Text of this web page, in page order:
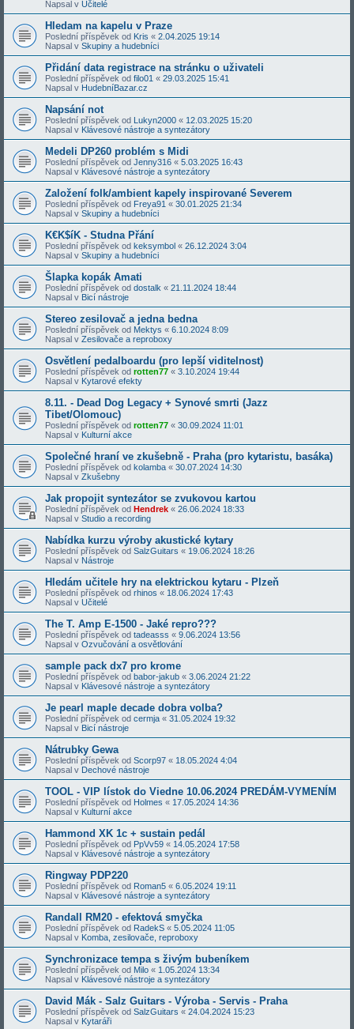
Napsal v Učitelé
Hledam na kapelu v Praze
Poslední příspěvek od Kris « 2.04.2025 19:14
Napsal v Skupiny a hudebníci
Přidání data registrace na stránku o uživateli
Poslední příspěvek od filo01 « 29.03.2025 15:41
Napsal v HudebníBazar.cz
Napsání not
Poslední příspěvek od Lukyn2000 « 12.03.2025 15:20
Napsal v Klávesové nástroje a syntezátory
Medeli DP260 problém s Midi
Poslední příspěvek od Jenny316 « 5.03.2025 16:43
Napsal v Klávesové nástroje a syntezátory
Založení folk/ambient kapely inspirované Severem
Poslední příspěvek od Freya91 « 30.01.2025 21:34
Napsal v Skupiny a hudebníci
K€K$íK - Studna Přání
Poslední příspěvek od keksymbol « 26.12.2024 3:04
Napsal v Skupiny a hudebníci
Šlapka kopák Amati
Poslední příspěvek od dostalk « 21.11.2024 18:44
Napsal v Bicí nástroje
Stereo zesilovač a jedna bedna
Poslední příspěvek od Mektys « 6.10.2024 8:09
Napsal v Zesilovače a reproboxy
Osvětlení pedalboardu (pro lepší viditelnost)
Poslední příspěvek od rotten77 « 3.10.2024 19:44
Napsal v Kytarové efekty
8.11. - Dead Dog Legacy + Synové smrti (Jazz
Tibet/Olomouc)
Poslední příspěvek od rotten77 « 30.09.2024 11:01
Napsal v Kulturní akce
Společné hraní ve zkušebně - Praha (pro kytaristu, basáka)
Poslední příspěvek od kolamba « 30.07.2024 14:30
Napsal v Zkušebny
Jak propojit syntezátor se zvukovou kartou
Poslední příspěvek od Hendrek « 26.06.2024 18:33
Napsal v Studio a recording
Nabídka kurzu výroby akustické kytary
Poslední příspěvek od SalzGuitars « 19.06.2024 18:26
Napsal v Nástroje
Hledám učitele hry na elektrickou kytaru - Plzeň
Poslední příspěvek od rhinos « 18.06.2024 17:43
Napsal v Učitelé
The T. Amp E-1500 - Jaké repro???
Poslední příspěvek od tadeasss « 9.06.2024 13:56
Napsal v Ozvučování a osvětlování
sample pack dx7 pro krome
Poslední příspěvek od babor-jakub « 3.06.2024 21:22
Napsal v Klávesové nástroje a syntezátory
Je pearl maple decade dobra volba?
Poslední příspěvek od cermja « 31.05.2024 19:32
Napsal v Bicí nástroje
Nátrubky Gewa
Poslední příspěvek od Scorp97 « 18.05.2024 4:04
Napsal v Dechové nástroje
TOOL - VIP lístok do Viedne 10.06.2024 PREDÁM-VYMENÍM
Poslední příspěvek od Holmes « 17.05.2024 14:36
Napsal v Kulturní akce
Hammond XK 1c + sustain pedál
Poslední příspěvek od PpVv59 « 14.05.2024 17:58
Napsal v Klávesové nástroje a syntezátory
Ringway PDP220
Poslední příspěvek od Roman5 « 6.05.2024 19:11
Napsal v Klávesové nástroje a syntezátory
Randall RM20 - efektová smyčka
Poslední příspěvek od RadekS « 5.05.2024 11:05
Napsal v Komba, zesilovače, reproboxy
Synchronizace tempa s živým bubeníkem
Poslední příspěvek od Milo « 1.05.2024 13:34
Napsal v Klávesové nástroje a syntezátory
David Mák - Salz Guitars - Výroba - Servis - Praha
Poslední příspěvek od SalzGuitars « 24.04.2024 15:23
Napsal v Kytaráři